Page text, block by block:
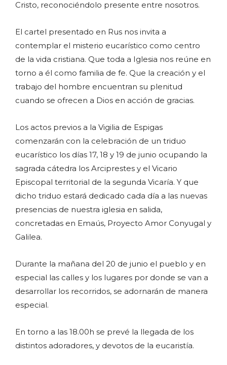
Cristo, reconociéndolo presente entre nosotros.
El cartel presentado en Rus nos invita a
contemplar el misterio eucarístico como centro
de la vida cristiana. Que toda a Iglesia nos reúne en
torno a él como familia de fe. Que la creación y el
trabajo del hombre encuentran su plenitud
cuando se ofrecen a Dios en acción de gracias.
Los actos previos a la Vigilia de Espigas
comenzarán con la celebración de un triduo
eucarístico los días 17, 18 y 19 de junio ocupando la
sagrada cátedra los Arciprestes y el Vicario
Episcopal territorial de la segunda Vicaría. Y que
dicho triduo estará dedicado cada día a las nuevas
presencias de nuestra iglesia en salida,
concretadas en Emaús, Proyecto Amor Conyugal y
Galilea.
Durante la mañana del 20 de junio el pueblo y en
especial las calles y los lugares por donde se van a
desarrollar los recorridos, se adornarán de manera
especial.
En torno a las 18.00h se prevé la llegada de los
distintos adoradores, y devotos de la eucaristía.